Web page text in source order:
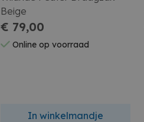
Beige
€ 79,00
Online op voorraad
In winkelmandje